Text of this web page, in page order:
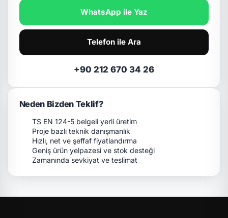
WhatsApp ile Yaz
Telefon ile Ara
+90 212 670 34 26
Neden Bizden Teklif?
TS EN 124-5 belgeli yerli üretim
Proje bazlı teknik danışmanlık
Hızlı, net ve şeffaf fiyatlandırma
Geniş ürün yelpazesi ve stok desteği
Zamanında sevkiyat ve teslimat